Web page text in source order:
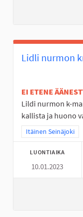
Lidli nurmon
EI ETENE
Lildi nurmon k-
kallista ja huono
Rajaa tulokset
Itäinen Seinäjoki
LUONTIAIKA
10.01.2023